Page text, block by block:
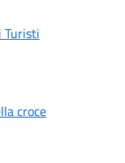
Turisti
croce